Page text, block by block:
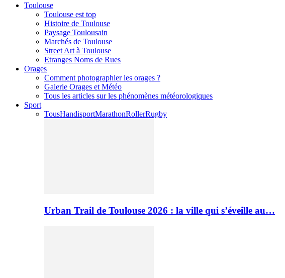
Toulouse
Toulouse est top
Histoire de Toulouse
Paysage Toulousain
Marchés de Toulouse
Street Art à Toulouse
Etranges Noms de Rues
Orages
Comment photographier les orages ?
Galerie Orages et Météo
Tous les articles sur les phénomènes météorologiques
Sport
TousHandisportMarathonRollerRugby
Urban Trail de Toulouse 2026 : la ville qui s’éveille au…